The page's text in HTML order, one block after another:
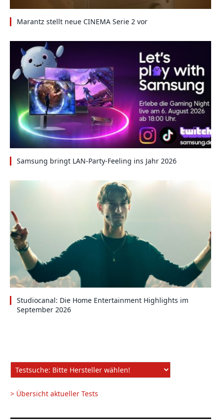
Marantz stellt neue CINEMA Serie 2 vor
Samsung bringt LAN-Party-Feeling ins Jahr 2026
Studiocanal: Die Home Entertainment Highlights im
September 2026
> Übersicht aktueller Tests